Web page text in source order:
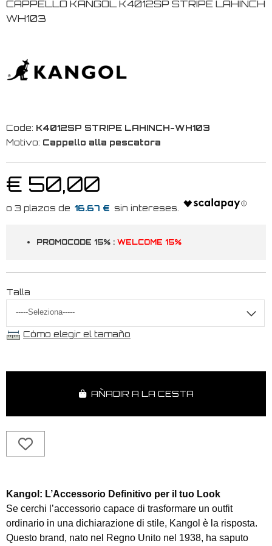
CAPPELLO KANGOL K4012SP STRIPE LAHINCH
WH103
Code: K4012SP STRIPE LAHINCH-WH103
Motivo: Cappello alla pescatora
€ 50,00
16.67 €
PROMOCODE 15% : WELCOME 15%
Talla
Cómo elegir el tamaño
AÑADIR A LA CESTA
Kangol: L’Accessorio Definitivo per il tuo Look
Se cerchi l’accessorio capace di trasformare un outfit
ordinario in una dichiarazione di stile, Kangol è la risposta.
Questo brand, nato nel Regno Unito nel 1938, ha saputo